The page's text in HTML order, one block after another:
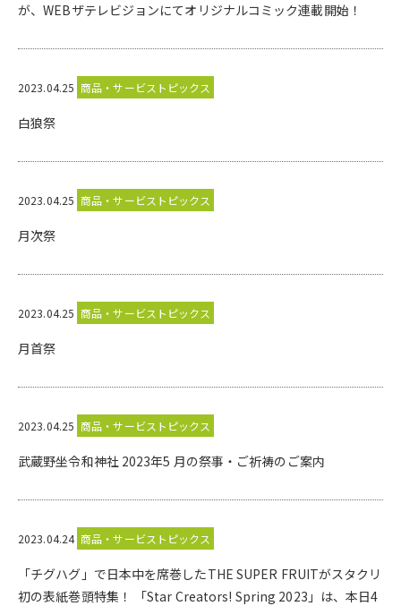
が、WEBザテレビジョンにてオリジナルコミック連載開始！
2023.04.25 商品・サービストピックス
白狼祭
2023.04.25 商品・サービストピックス
月次祭
2023.04.25 商品・サービストピックス
月首祭
2023.04.25 商品・サービストピックス
武蔵野坐令和神社 2023年5 月の祭事・ご祈祷のご案内
2023.04.24 商品・サービストピックス
「チグハグ」で日本中を席巻したTHE SUPER FRUITがスタクリ
初の表紙巻頭特集！ 「Star Creators! Spring 2023」は、本日4